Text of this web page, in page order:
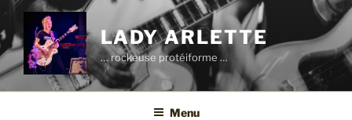
Aller
au
contenu
principal
LADY ARLETTE
… rockeuse protéiforme …
Menu